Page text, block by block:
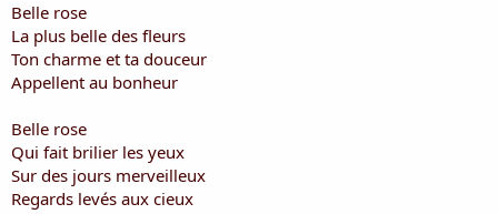
Belle rose
La plus belle des fleurs
Ton charme et ta douceur
Appellent au bonheur
Belle rose
Qui fait brilier les yeux
Sur des jours merveilleux
Regards levés aux cieux